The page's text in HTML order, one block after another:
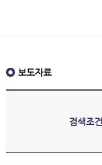
보도자료
검색조건